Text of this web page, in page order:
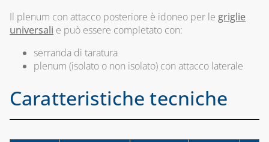
Il plenum con attacco posteriore è idoneo per le griglie
universali e può essere completato con:
serranda di taratura
plenum (isolato o non isolato) con attacco laterale
Caratteristiche tecniche